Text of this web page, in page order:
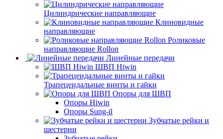
Цилиндрические направляющие
Клиновидные
направляющие
Роликовые
направляющие Rollon
Линейные передачи
ШВП Hiwin
Трапецеидальные винты и гайки
Опоры для ШВП
Опоры Hiwin
Опоры Sung-il
Зубчатые рейки и
шестерни